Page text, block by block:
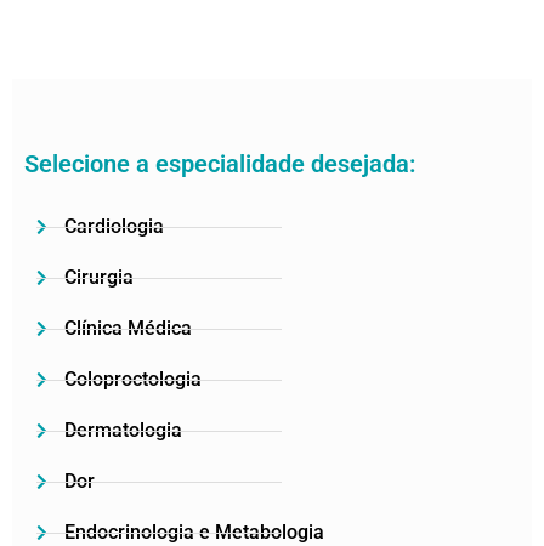
Selecione a especialidade desejada:
Cardiologia
Cirurgia
Clínica Médica
Coloproctologia
Dermatologia
Dor
Endocrinologia e Metabologia